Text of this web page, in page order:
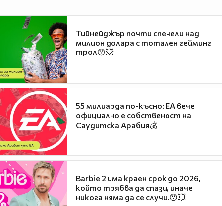
Тийнейджър почти спечели над
милион долара с тотален гейминг
трол😯💥
55 милиарда по-късно: EA вече
официално е собственост на
Саудитска Арабия💰
Barbie 2 има краен срок до 2026,
който трябва да спази, иначе
никога няма да се случи.😯💥